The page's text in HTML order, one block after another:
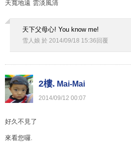
天寬地遠 雲淡風清
天下父母心! You know me!
雪人娘 於 2014/09/18 15:36 回覆
2樓. Mai-Mai
2014/09/12 00:07
好久不見了
來看您囉.